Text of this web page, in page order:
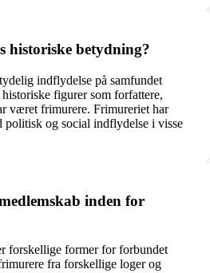
historiske betydning?
indflydelse på samfundet
figurer som forfattere,
været frimurere. Frimureriet har
politisk og social indflydelse i visse
inden for
forskellige former for forbundet
fra forskellige loger og